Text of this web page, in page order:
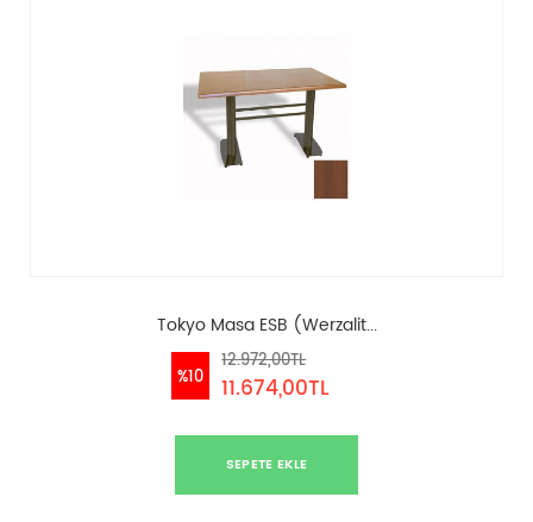
Tokyo Masa ESB (Werzalit...
%10
12.972,00TL
11.674,00TL
SEPETE EKLE